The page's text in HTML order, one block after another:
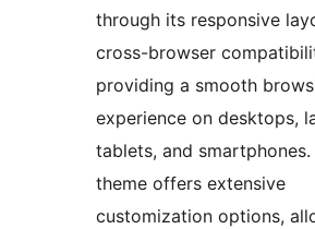
through its responsive
cross-browser
providing a smooth
experience on desktops,
tablets, and smartphones.
theme offers extensive
customization options,